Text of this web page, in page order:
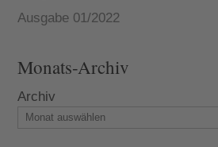
Ausgabe 01/2022
Monats-Archiv
Archiv